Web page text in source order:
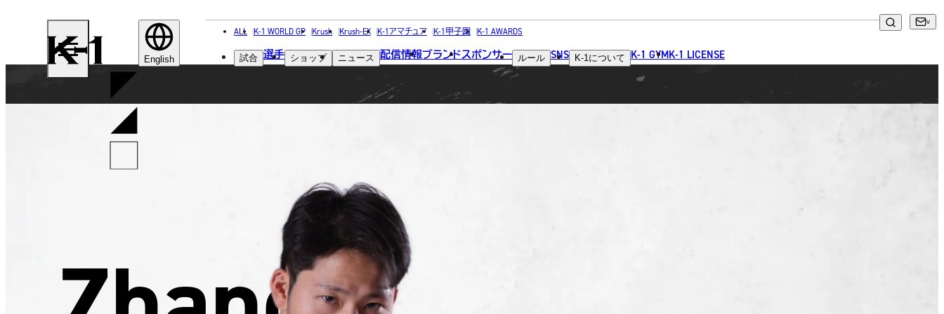
K-
1 English
ALL K-1 WORLD GP Krush Krush-EX K-1アマチュア K-1甲子園 K-1 AWARDS
試合 選手 ショップ ニュース 配信情報ブランドスポンサー ルール SNS K-1 について K-1 GYMK-1 LICENSE
FIGHTER